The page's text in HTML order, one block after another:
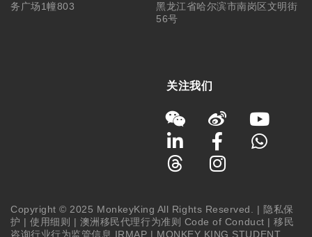
务广场1幢803
黑龙江省哈尔滨市南岗区文明街
56号
关注我们
Copyright © 2025 MonkeyKing All Rights Reserved. | 隐私保
护 |使用细则 | 澳洲移民代理行为准则 Code of Conduct |移民
咨询行业行为监管信息 IRMAP | MONKEY KING STUDENT